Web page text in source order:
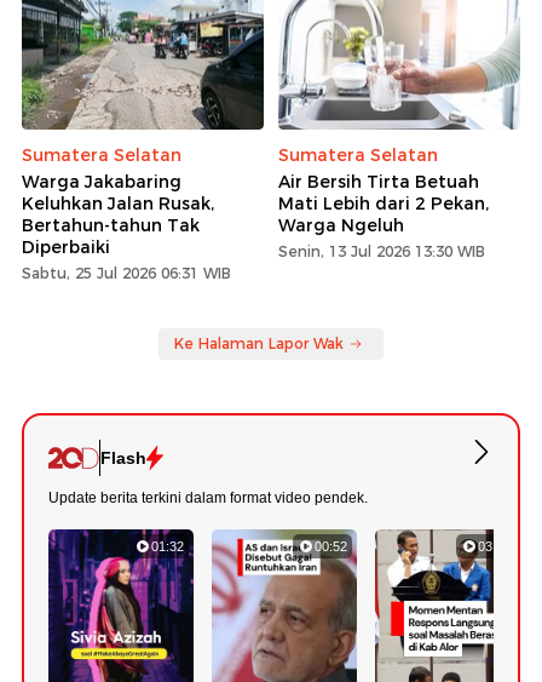
Sumatera Selatan
Warga Jakabaring
Keluhkan Jalan Rusak,
Bertahun-tahun Tak
Diperbaiki
Sabtu, 25 Jul 2026 06:31 WIB
Sumatera Selatan
Air Bersih Tirta Betuah
Mati Lebih dari 2 Pekan,
Warga Ngeluh
Senin, 13 Jul 2026 13:30 WIB
Ke Halaman Lapor Wak
Flash
Update berita terkini dalam format video pendek.
01:32 00:52 03:22